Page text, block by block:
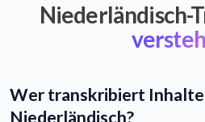
Niederländisch-
Wer transkribiert
Niederländisch?